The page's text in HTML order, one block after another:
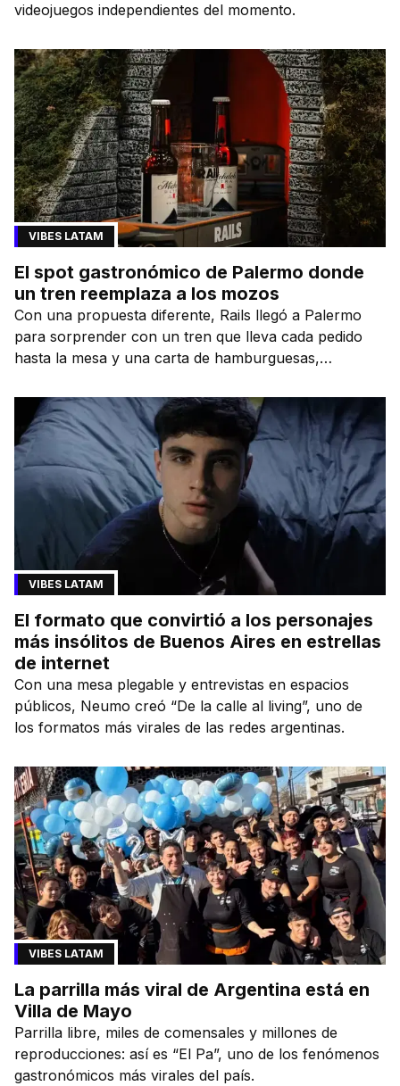
videojuegos independientes del momento.
VIBES LATAM
El spot gastronómico de Palermo donde
un tren reemplaza a los mozos
Con una propuesta diferente, Rails llegó a Palermo
para sorprender con un tren que lleva cada pedido
hasta la mesa y una carta de hamburguesas,
VIBES LATAM
El formato que convirtió a los personajes
más insólitos de Buenos Aires en estrellas
de internet
Con una mesa plegable y entrevistas en espacios
públicos, Neumo creó “De la calle al living”, uno de
los formatos más virales de las redes argentinas.
VIBES LATAM
La parrilla más viral de Argentina está en
Villa de Mayo
Parrilla libre, miles de comensales y millones de
reproducciones: así es “El Pa”, uno de los fenómenos
gastronómicos más virales del país.